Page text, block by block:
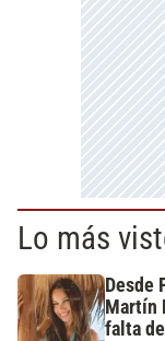
Lo más
Desde
Martín
falta